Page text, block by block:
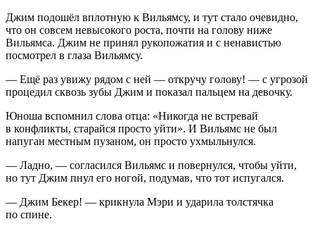
Джим подошёл вплотную к Вильямсу, и тут стало очевидно,
что он совсем невысокого роста, почти на голову ниже
Вильямса. Джим не принял рукопожатия и с ненавистью
посмотрел в глаза Вильямсу.
— Ещё раз увижу рядом с ней — откручу голову! — с угрозой
процедил сквозь зубы Джим и показал пальцем на девочку.
Юноша вспомнил слова отца: «Никогда не встревай
в конфликты, старайся просто уйти». И Вильямс не был
напуган местным пузаном, он просто ухмыльнулся.
— Ладно, — согласился Вильямс и повернулся, чтобы уйти,
но тут Джим пнул его ногой, подумав, что тот испугался.
— Джим Бекер! — крикнула Мэри и ударила толстячка
по спине.